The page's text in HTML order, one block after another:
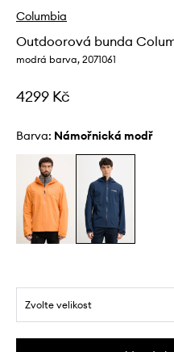
Columbia
Outdoorová bunda
modrá barva, 2071061
4299 Kč
Barva: námořnická modř
Zvolte velikost